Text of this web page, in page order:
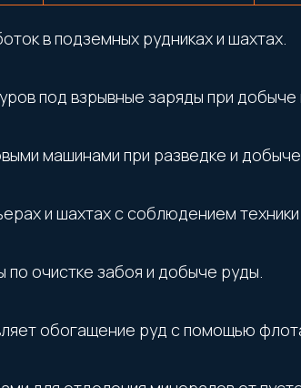
в подземных рудниках и шахтах.
под взрывные заряды при добыче
машинами при разведке и
и шахтах с соблюдением
очистке забоя и добыче руды.
обогащение руд с помощью